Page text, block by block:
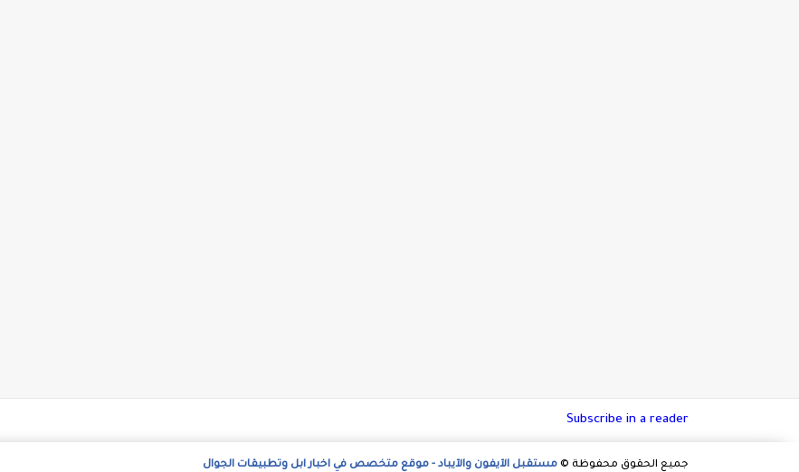
Subscribe in a reader
جميع الحقوق محفوظة © مستقبل الآيفون والآيباد - موقع متخصص في اخبار ابل وتطبيقات الجوال